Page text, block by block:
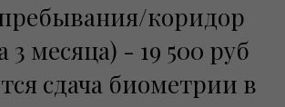
коридор
3 месяца) - 19 500 руб
сдача биометрии в